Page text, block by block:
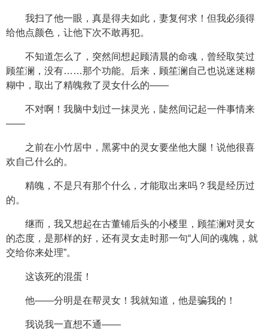
我扫了他一眼，真是得夫如此，妻复何求！但我必须得
给他点颜色，让他下次不敢再犯。
不知道怎么了，突然间想起顾清晨的命魂，曾经取笑过
顾笙澜，没有……那个功能。后来，顾笙澜自己也说迷迷糊
糊中，取出了精魄救了灵女什么的——
不对啊！我脑中划过一抹灵光，陡然间记起一件事情来
——
之前在小竹居中，黑雾中的灵女要坐他大腿！说他很喜
欢自己什么的。
精魄，不是只有那个什么，才能取出来吗？我是经历过
的。
继而，我又想起在古董铺后头的小楼里，顾笙澜对灵女
的态度，是那样的好，还有灵女走时那一句“人间的魂魄，就
交给你来处理”。
这该死的混蛋！
他——分明是在帮灵女！我就知道，他是骗我的！
我说我一直想不通——